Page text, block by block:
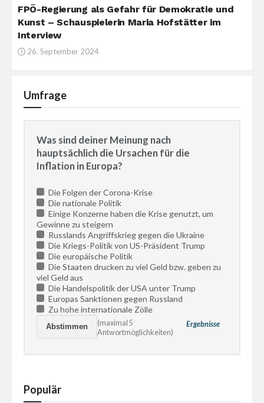
FPÖ-Regierung als Gefahr für Demokratie und
Kunst – Schauspielerin Maria Hofstätter im
Interview
26. September 2024
Umfrage
Was sind deiner Meinung nach
hauptsächlich die Ursachen für die
Inflation in Europa?
Die Folgen der Corona-Krise
Die nationale Politik
Einige Konzerne haben die Krise genutzt, um
Gewinne zu steigern
Russlands Angriffskrieg gegen die Ukraine
Die Kriegs-Politik von US-Präsident Trump
Die europäische Politik
Die Staaten drucken zu viel Geld bzw. geben zu
viel Geld aus
Die Handelspolitik der USA unter Trump
Europas Sanktionen gegen Russland
Zu hohe internationale Zölle
Ergebnisse
(maximal 5
Antwortmöglichkeiten)
Populär